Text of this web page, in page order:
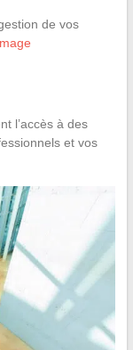
de vos
l’accès à des
et vos